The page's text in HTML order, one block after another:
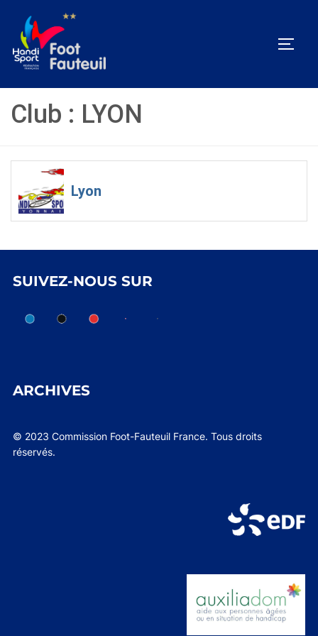
contenu
Club : LYON
Lyon
SUIVEZ-NOUS SUR
ARCHIVES
© 2023 Commission Foot-Fauteuil France. Tous droits
réservés.